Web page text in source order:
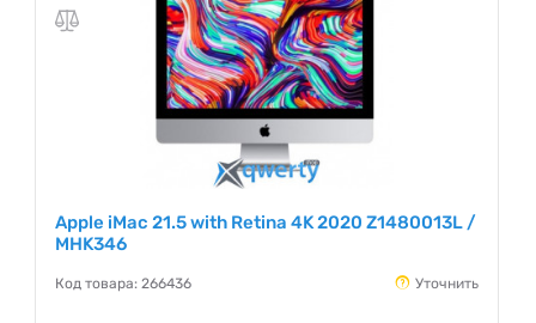
Гарантия: 12 месяцев
Apple iMac 21.5 with Retina 4K 2020 Z1480013L /
MHK346
Код товара: 266436 Уточнить